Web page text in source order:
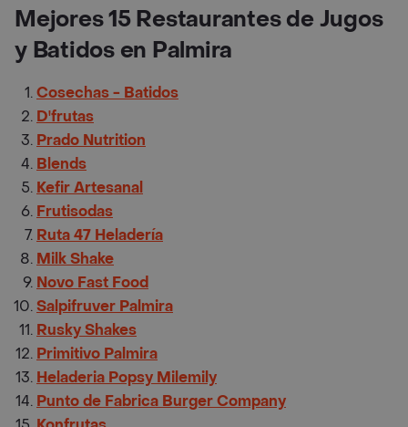
Mejores 15 Restaurantes de Jugos
y Batidos en Palmira
Cosechas - Batidos
D'frutas
Prado Nutrition
Blends
Kefir Artesanal
Frutisodas
Ruta 47 Heladería
Milk Shake
Novo Fast Food
Salpifruver Palmira
Rusky Shakes
Primitivo Palmira
Heladeria Popsy Milemily
Punto de Fabrica Burger Company